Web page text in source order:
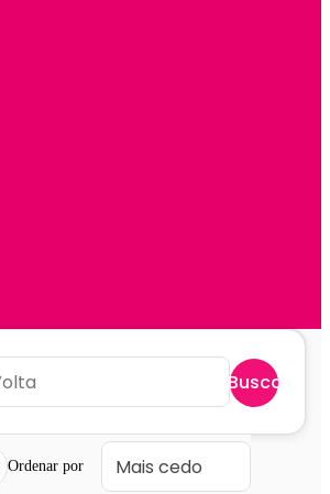
Buscar
Ordenar por